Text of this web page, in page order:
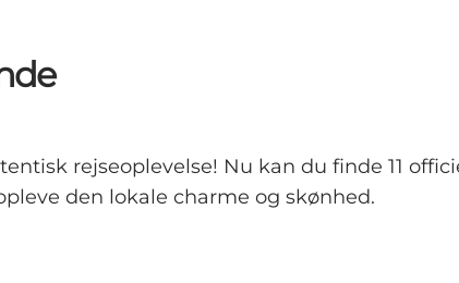
rejseoplevelse! Nu kan du finde 11
den lokale charme og skønhed.